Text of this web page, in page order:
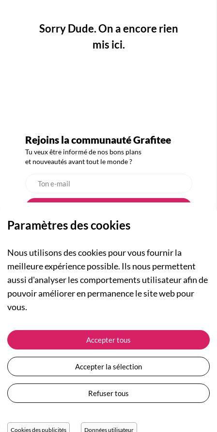
Sorry Dude. On a encore rien
mis ici.
Rejoins la communauté Grafitee
Tu veux être informé de nos bons plans
et nouveautés avant tout le monde ?
A PROPOS
Qui sommes-nous ?
Actualités
Nos engagements
Plan du site
Devenir revendeur
Collection Femme
Collection Enfants
Les Totebags
Nos différents thèmes
ASSISTANCE
Suivre ma commande
Expédition et livraison
Retour et remboursement
Moyens de paiement
Questions / Réponses
Conditions générales de vente
Protection des données personnelles
Paramètres des cookies
Nous utilisons des cookies pour vous fournir la
meilleure expérience possible. Ils nous permettent
aussi d'analyser les comportements utilisateur afin de
pouvoir améliorer en permanence le site web pour
vous.
Accepter tous
Accepter la sélection
Refuser tous
Cookies des publicités Données utilisateur